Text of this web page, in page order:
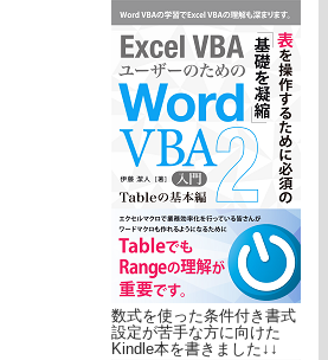
数式を使った条件付き書式
設定が苦手な方に向けた
Kindle本を書きました↓↓